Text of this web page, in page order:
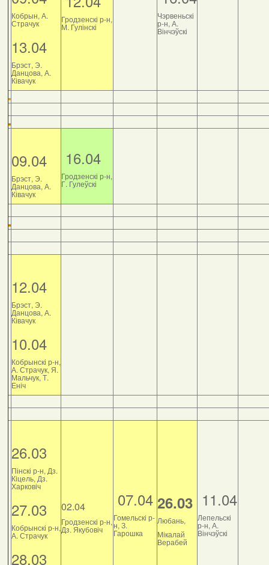
Кобрын, А.
Страчук
13.04
Брэст, Э.
Данцова, А.
Ківачук
Гродзенскі р-н,
М. Гулінскі
Чэрвеньскі
р-н, А.
Вінчэўскі
09.04
Брэст, Э.
Данцова, А.
Ківачук
16.04
Гродзенскі р-н,
Г. Гулеўскі
12.04
Брэст, Э.
Данцова, А.
Ківачук
10.04
Кобрынскі р-н,
А. Страчук, Я.
Мальчук, Т.
Еніч
26.03
Пінскі р-н, Дз.
Кіцель, Дз.
Харковіч
27.03
Кобрынскі р-н,
А. Страчук
28.03
02.04
Гродзенскі р-н,
Дз. Якубовіч
07.04
Гомельскі р-
н, З.
Гарошка
26.03
Любань,
Мікалай
Верабей
11.04
Лепельскі
р-н, А.
Вінчэўскі